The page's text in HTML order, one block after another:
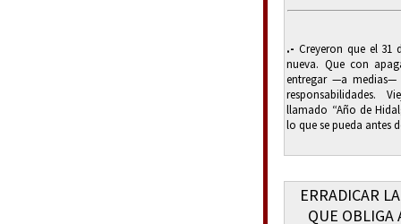
.- Creyeron que el 31
nueva. Que con
entregar —a medias—
responsabilidades.
llamado “Año de
lo que se pueda antes
ERRADICAR
QUE OBLIGA